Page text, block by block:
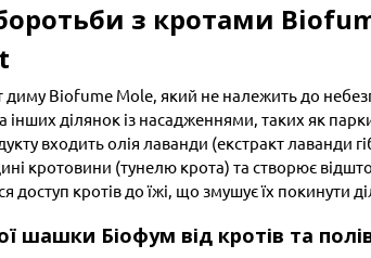
з кротами
Biofume Mole, який не належить до
інших ділянок із насадженнями, таких як
входить олія лаванди (екстракт лаванди
кротовини (тунелю крота) та створює
доступ кротів до їжі, що змушує їх покинути
шашки Біофум від кротів та